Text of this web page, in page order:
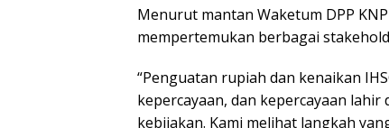
Menurut mantan Waketum DPP
mempertemukan berbagai
“Penguatan rupiah dan kenaikan
kepercayaan, dan kepercayaan
kebijakan. Kami melihat langkah